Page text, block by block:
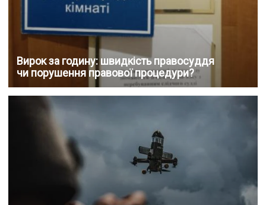
Вирок за годину: швидкість правосуддя
чи порушення правової процедури?